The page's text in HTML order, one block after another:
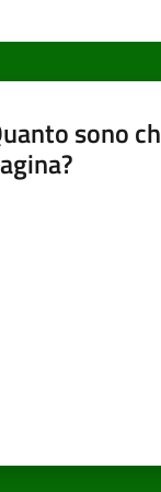
sono